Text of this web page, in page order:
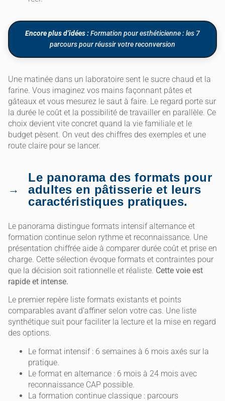
Encore plus d’idées :Formation pour esthéticienne : les 7
parcours pour réussir votre reconversion
Une matinée dans un laboratoire sent le sucre chaud et la
farine. Vous imaginez vos mains façonnant pâtes et
gâteaux et vous mesurez le saut à faire. Le regard porte sur
la durée le coût et la possibilité de travailler en parallèle. Ce
choix devient vite concret quand la vie familiale et le
budget pèsent. On veut des chiffres des exemples et une
route claire pour se lancer.
Le panorama des formats pour
adultes en pâtisserie et leurs
caractéristiques pratiques.
Le panorama distingue formats intensif alternance et
formation continue selon rythme et reconnaissance. Une
présentation chiffrée aide à comparer durée coût et prise en
charge. Cette sélection évoque formats et contraintes pour
que la décision soit rationnelle et réaliste. Cette voie est
rapide et intense.
Le premier repère liste formats existants et points
comparables avant d’affiner selon votre cas. Une liste
synthétique suit pour faciliter la lecture et la mise en regard
des options.
Le format intensif : 6 semaines à 6 mois axés sur la
pratique.
Le format en alternance : 6 mois à 24 mois avec
reconnaissance CAP possible.
La formation continue classique : parcours